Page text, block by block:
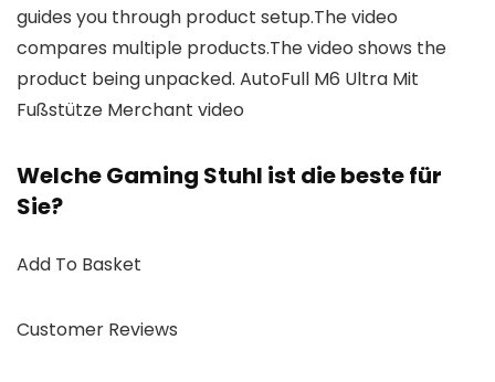
guides you through product setup.The video
compares multiple products.The video shows the
product being unpacked. AutoFull M6 Ultra Mit
Fußstütze Merchant video
Welche Gaming Stuhl ist die beste für
Sie?
Add To Basket
Customer Reviews